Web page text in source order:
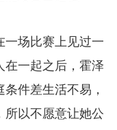
一场比赛上见过一
在一起之后，霍泽
件差生活不易，
所以不愿意让她公